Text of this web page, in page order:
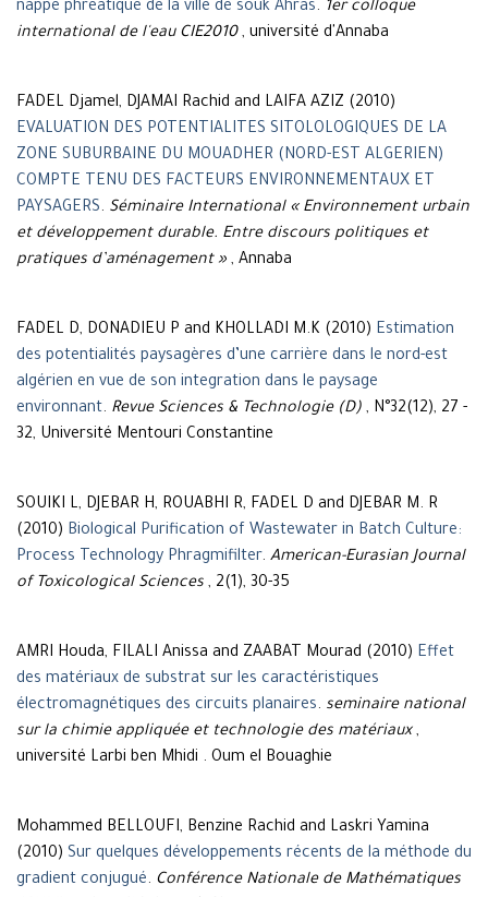
nappe phréatique de la ville de souk Ahras. 1er colloque
international de l'eau CIE2010, université d'Annaba
FADEL Djamel, DJAMAI Rachid and LAIFA AZIZ (2010)
EVALUATION DES POTENTIALITES SITOLOLOGIQUES DE LA
ZONE SUBURBAINE DU MOUADHER (NORD-EST ALGERIEN)
COMPTE TENU DES FACTEURS ENVIRONNEMENTAUX ET
PAYSAGERS. Séminaire International « Environnement urbain
et développement durable. Entre discours politiques et
pratiques d’aménagement » , Annaba
FADEL D, DONADIEU P and KHOLLADI M.K (2010) Estimation
des potentialités paysagères d’une carrière dans le nord-est
algérien en vue de son integration dans le paysage
environnant. Revue Sciences & Technologie (D) , N°32(12), 27 -
32, Université Mentouri Constantine
SOUIKI L, DJEBAR H, ROUABHI R, FADEL D and DJEBAR M. R
(2010) Biological Purification of Wastewater in Batch Culture:
Process Technology Phragmifilter. American-Eurasian Journal
of Toxicological Sciences , 2(1), 30-35
AMRI Houda, FILALI Anissa and ZAABAT Mourad (2010) Effet
des matériaux de substrat sur les caractéristiques
électromagnétiques des circuits planaires. seminaire national
sur la chimie appliquée et technologie des matériaux,
université Larbi ben Mhidi . Oum el Bouaghie
Mohammed BELLOUFI, Benzine Rachid and Laskri Yamina
(2010) Sur quelques développements récents de la méthode du
gradient conjugué. Conférence Nationale de Mathématiques